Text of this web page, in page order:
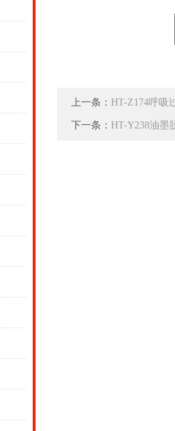
上一条： HT-Z174呼吸
下一条： HT-Y238油墨